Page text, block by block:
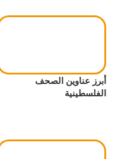
أبرز عناوين الصحف
الفلسطينية